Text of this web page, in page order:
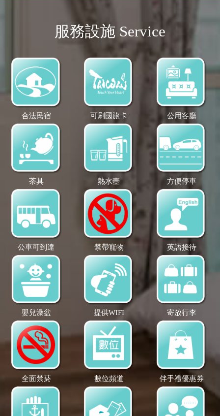
服務設施 Service
合法民宿 可刷國旅卡 公用客廳
茶具 熱水壺 方便停車
公車可到達 禁帶寵物 英語接待
嬰兒澡盆 提供WIFI 寄放行李
全面禁菸 數位頻道 伴手禮優惠券